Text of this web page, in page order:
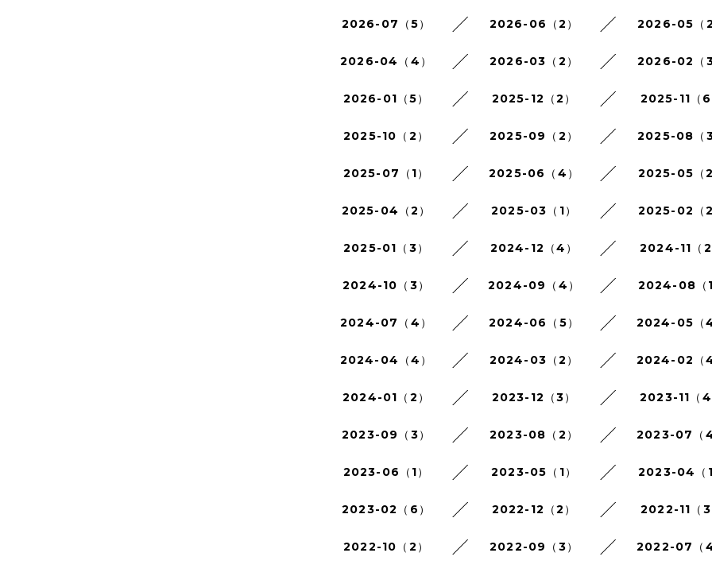
2026-07（5） 2026-06（2） 2026-05（
2026-04（4） 2026-03（2） 2026-02（
2026-01（5） 2025-12（2） 2025-11（
2025-10（2） 2025-09（2） 2025-08（
2025-07（1） 2025-06（4） 2025-05（
2025-04（2） 2025-03（1） 2025-02（
2025-01（3） 2024-12（4） 2024-11（
2024-10（3） 2024-09（4） 2024-08（
2024-07（4） 2024-06（5） 2024-05（
2024-04（4） 2024-03（2） 2024-02（
2024-01（2） 2023-12（3） 2023-11（
2023-09（3） 2023-08（2） 2023-07（
2023-06（1） 2023-05（1） 2023-04（
2023-02（6） 2022-12（2） 2022-11（
2022-10（2） 2022-09（3） 2022-07（